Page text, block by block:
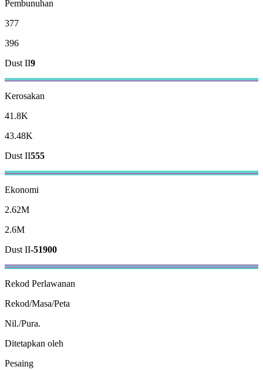
Pembunuhan
377
396
Dust II9
Kerosakan
41.8K
43.48K
Dust II555
Ekonomi
2.62M
2.6M
Dust II-51900
Rekod Perlawanan
Rekod/Masa/Peta
Nil./Pura.
Ditetapkan oleh
Pesaing